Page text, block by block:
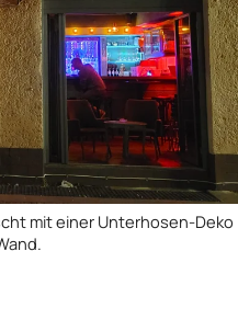
mit einer Unterhosen-Deko